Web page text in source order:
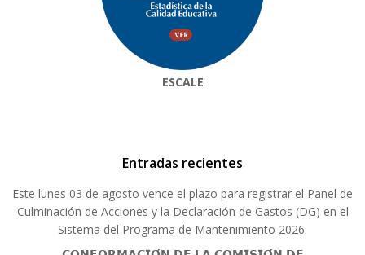
ESCALE
Entradas recientes
Este lunes 03 de agosto vence el plazo para registrar el Panel de
Culminación de Acciones y la Declaración de Gastos (DG) en el
Sistema del Programa de Mantenimiento 2026.